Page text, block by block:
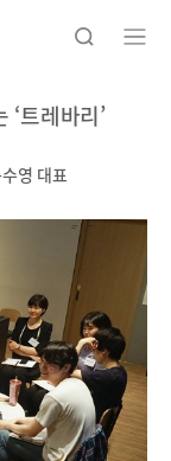
트레바리’
영 대표